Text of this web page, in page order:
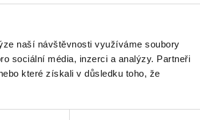
naší návštěvnosti využíváme soubory
sociální média, inzerci a analýzy. Partneři
které získali v důsledku toho, že
dlouhodobého pobytu
pobytového oprávněnía na
a vymezen a
jazykového – tedy cokoliv,
zda přistoupí k výkladu
o České republice)